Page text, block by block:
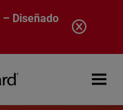
– Diseñado
Open